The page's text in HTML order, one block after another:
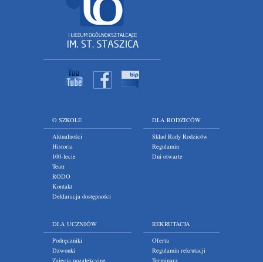
O SZKOLE
Aktualności
Historia
100-lecie
Teatr
RODO
Kontakt
Deklaracja dostępności
DLA RODZICÓW
Skład Rady Rodziców
Regulamin
Dni otwarte
DLA UCZNIÓW
Podręczniki
Dzwonki
Zajęcia pozalekcyjne
REKRUTACJA
Oferta
Regulamin rekrutacji
Terminarz